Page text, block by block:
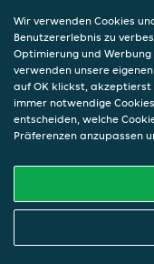
Calzone
gefüllt mit
Champignons
10,00 €
inkl. Pfand (0,00 €)
Champignons,
Wir verwenden Cookies
Benutzererlebnis zu
Optimierung und
verwenden unsere
auf OK klickst, akzeptierst
immer notwendige
entscheiden, welche
Präferenzen anzupassen